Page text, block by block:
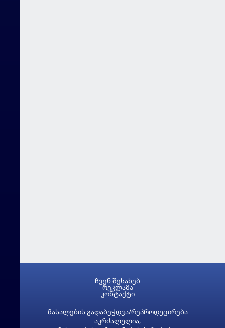
მასალების გადაბეჭდვა/რეპროდუცირება
აკრძალულია,
ჩვენ შესახებ
რეკლამა
კონტაქტი